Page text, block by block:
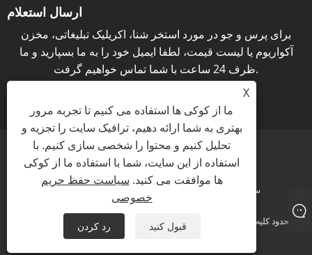
ارسال استعلام
برای پرس و جو در مورد استخر شنا، اکریلیک تبلیغاتی، مخزن
آکواریوم یا لیست قیمت، لطفا ایمیل خود را به ما بسپارید و ما
ظرف 24 ساعت با شما تماس خواهیم گرفت.
Links سیاست حفظ حریم خصوصی
حق چاپ © 2021 KINGSIGN INDUSTRY (چین) محدود کلیه حقوق محفوظ است
X
ما از کوکی ها استفاده می کنیم تا تجربه مرور
بهتری به شما ارائه دهیم، ترافیک سایت را تجزیه و
تحلیل کنیم و محتوا را شخصی سازی کنیم. با
استفاده از این سایت، شما با استفاده ما از کوکی
ها موافقت می کنید. سیاست حفظ حریم
خصوصی
رد کردن قبول کنید